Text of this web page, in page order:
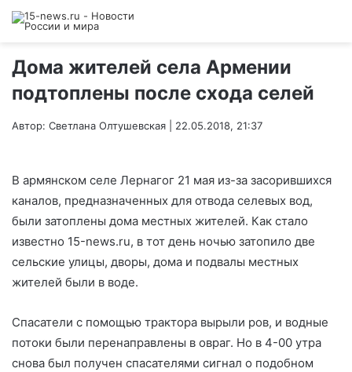
Дома жителей села Армении
подтоплены после схода селей
Автор: Светлана Олтушевская | 22.05.2018, 21:37
В армянском селе Лернагог 21 мая из-за засорившихся
каналов, предназначенных для отвода селевых вод,
были затоплены дома местных жителей. Как стало
известно 15-news.ru, в тот день ночью затопило две
сельские улицы, дворы, дома и подвалы местных
жителей были в воде.
Спасатели с помощью трактора вырыли ров, и водные
потоки были перенаправлены в овраг. Но в 4-00 утра
снова был получен спасателями сигнал о подобном